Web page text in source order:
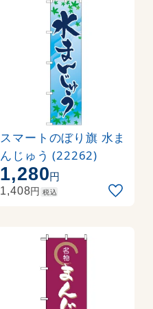
スマートのぼり旗 水ま
んじゅう (22262)
1,280円
1,408円 税込